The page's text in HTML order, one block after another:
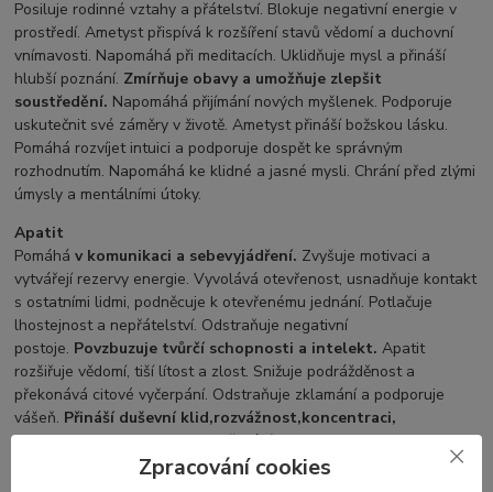
Posiluje rodinné vztahy a přátelství. Blokuje negativní energie v
prostředí. Ametyst přispívá k rozšíření stavů vědomí a duchovní
vnímavosti. Napomáhá při meditacích. Uklidňuje mysl a přináší
hlubší poznání. Zmírňuje obavy a umožňuje zlepšit
soustředění. Napomáhá přijímání nových myšlenek. Podporuje
uskutečnit své záměry v životě. Ametyst přináší božskou lásku.
Pomáhá rozvíjet intuici a podporuje dospět ke správným
rozhodnutím. Napomáhá ke klidné a jasné mysli. Chrání před zlými
úmysly a mentálními útoky.
Apatit
Pomáháv komunikaci a sebevyjádření. Zvyšuje motivaci a
vytvářejí rezervy energie. Vyvolává otevřenost, usnadňuje kontakt
s ostatními lidmi, podněcuje k otevřenému jednání. Potlačuje
lhostejnost a nepřátelství. Odstraňuje negativní
postoje. Povzbuzuje tvůrčí schopnosti a intelekt. Apatit
rozšiřuje vědomí, tiší lítost a zlost. Snižuje podrážděnost a
překonává citové vyčerpání. Odstraňuje zklamání a podporuje
vášeň. Přináší duševní klid,rozvážnost,koncentraci,
vyrovnanost.Podporuje vyjadřování.
Zpracování cookies